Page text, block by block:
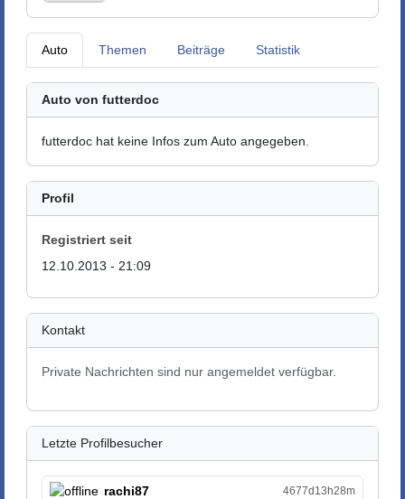
Auto Themen Beiträge Statistik
Auto von futterdoc
futterdoc hat keine Infos zum Auto angegeben.
Profil
Registriert seit
12.10.2013 - 21:09
Kontakt
Private Nachrichten sind nur angemeldet verfügbar.
Letzte Profilbesucher
rachi87 4677d13h28m